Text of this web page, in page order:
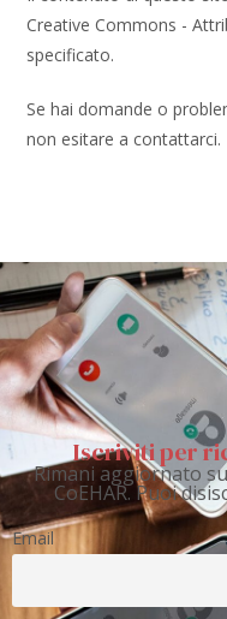
Creative Commons -
specificato.
Se hai domande o
non esitare a contattarci.
Iscriviti per
Rimani aggiornato
CoEHAR. Puoi
Email